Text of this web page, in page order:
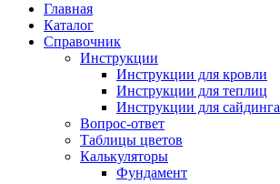
Главная
Каталог
Cправочник
Инструкции
Инструкции для кровли
Инструкции для теплиц
Инструкции для сайдинга
Вопрос-ответ
Таблицы цветов
Калькуляторы
Фундамент